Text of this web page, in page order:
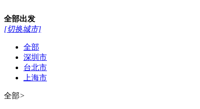
全部出发
[切换城市]
全部
深圳市
台北市
上海市
全部>